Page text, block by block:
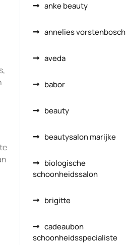
anke beauty
annelies vorstenbosch
aveda
babor
beauty
beautysalon marijke
biologische
schoonheidssalon
brigitte
cadeaubon
schoonheidsspecialiste